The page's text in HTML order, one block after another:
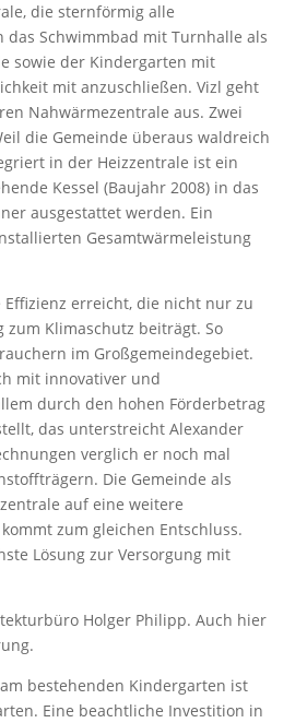
die sternförmig alle
Schwimmbad mit Turnhalle als
sowie der Kindergarten mit
mit anzuschließen. Vizl geht
Nahwärmezentrale aus. Zwei
die Gemeinde überaus waldreich
in der Heizzentrale ist ein
Kessel (Baujahr 2008) in das
ausgestattet werden. Ein
Gesamtwärmeleistung
erreicht, die nicht nur zu
Klimaschutz beiträgt. So
im Großgemeindegebiet.
mit innovativer und
durch den hohen Förderbetrag
das unterstreicht Alexander
verglich er noch mal
Die Gemeinde als
auf eine weitere
zum gleichen Entschluss.
Lösung zur Versorgung mit
Holger Philipp. Auch hier
bestehenden Kindergarten ist
Eine beachtliche Investition in